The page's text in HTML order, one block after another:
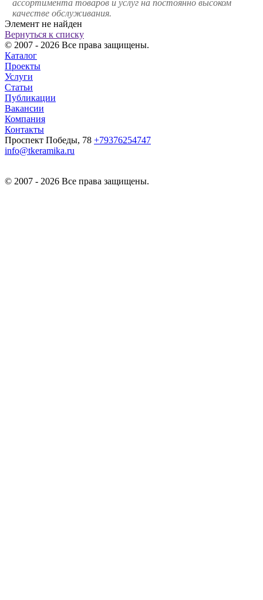
ассортимента товаров и услуг на постоянно высоком
качестве обслуживания.
Элемент не найден
Вернуться к списку
© 2007 - 2026 Все права защищены.
Каталог
Проекты
Услуги
Статьи
Публикации
Вакансии
Компания
Контакты
Проспект Победы, 78 +79376254747
info@tkeramika.ru
© 2007 - 2026 Все права защищены.